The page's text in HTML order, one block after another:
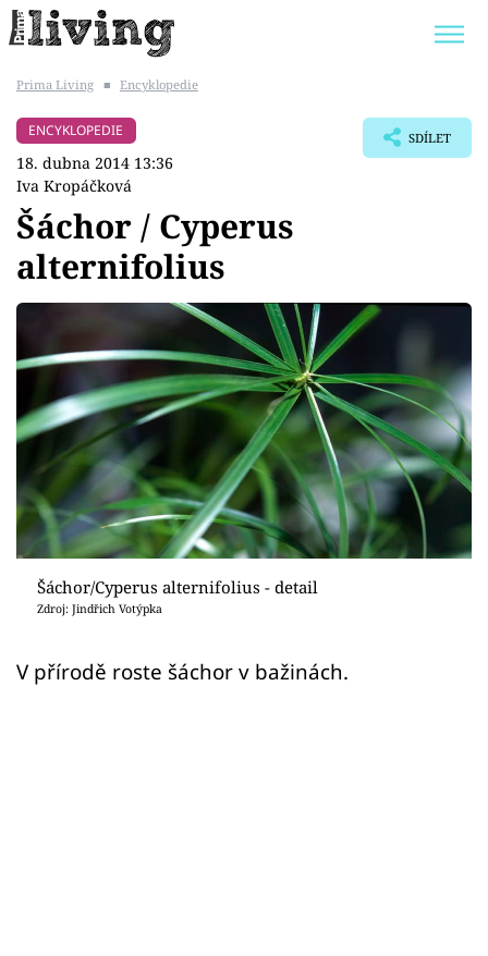
BYDLENÍ SLAVNÝCH
Témata
Bydlení
Zahrada
Design
Sledujte prima+
Přihlášení
Prima Living ■ Encyklopedie
ENCYKLOPEDIE
18. dubna 2014 13:36
Iva Kropáčková
SDÍLET
Šáchor / Cyperus
alternifolius
Šáchor/Cyperus alternifolius - detail
Zdroj: Jindřich Votýpka
V přírodě roste šáchor v bažinách.